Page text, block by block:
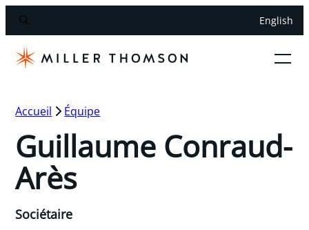
English
Accueil Équipe
Guillaume Conraud-
Arès
Sociétaire